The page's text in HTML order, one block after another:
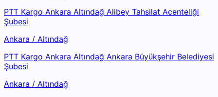
PTT Kargo Ankara Altındağ Alibey Tahsilat Acenteliği
Şubesi
Ankara / Altındağ
PTT Kargo Ankara Altındağ Ankara Büyükşehir Belediyesi
Şubesi
Ankara / Altındağ